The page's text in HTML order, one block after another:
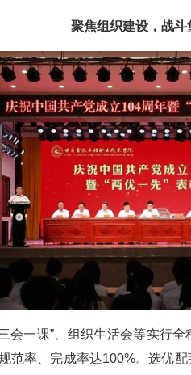
聚焦组织建设，战斗
会一课”、组织生活会等实行
范率、完成率达100%。选优